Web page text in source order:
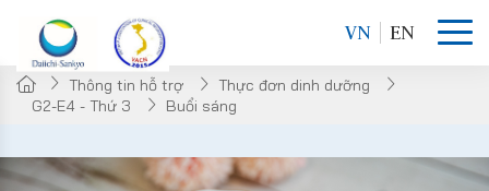
VN EN
Thông tin hỗ trợ
Thực đơn dinh dưỡng
G2-E4 - Thứ 3
Buổi sáng